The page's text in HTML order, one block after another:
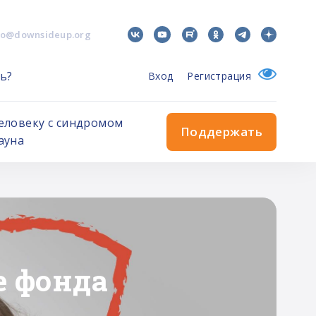
Вход Регистрация
с синдромом
Поддержать